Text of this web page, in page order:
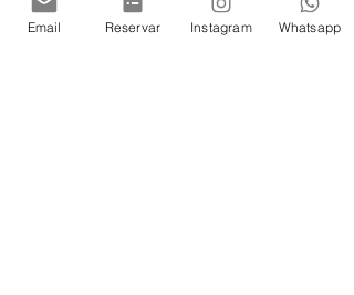
abstracto, el lienzo puede
transformarse en una arquitectura
Email Reservar Instagram Whatsapp